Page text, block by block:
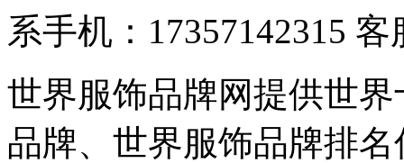
系手机：17357142315 客
世界服饰品牌网提供世
品牌、世界服饰品牌排